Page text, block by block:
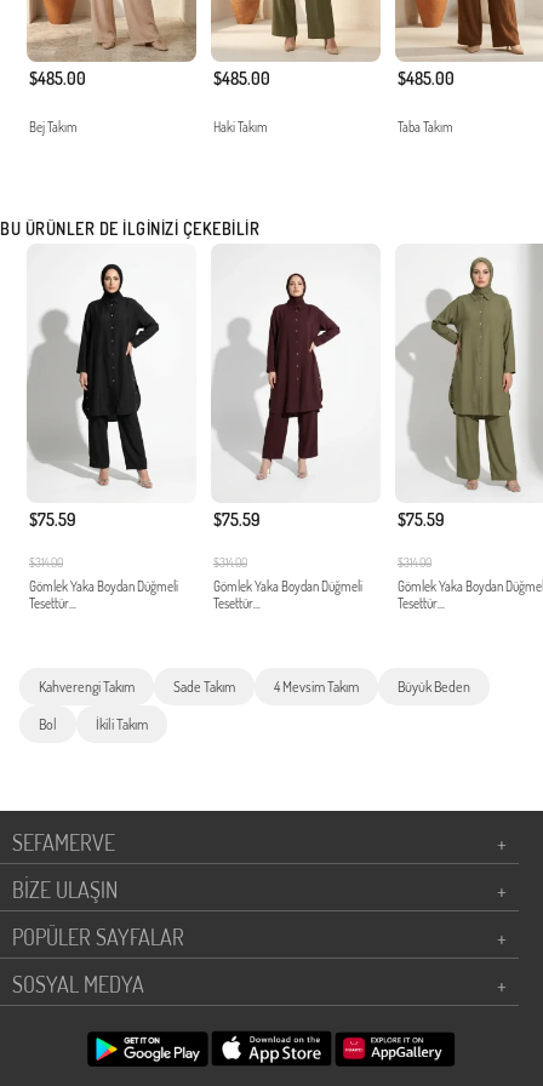
$485.00
Bej Takım
$485.00
Haki Takım
$485.00
Taba Takım
BU ÜRÜNLER DE İLGINIZI ÇEKEBILIR
$75.59
$314.00
Gömlek Yaka Boydan Düğmeli
Tesettür...
$75.59
$314.00
Gömlek Yaka Boydan Düğmeli
Tesettür...
$75.59
$314.00
Gömlek Yaka Boydan
Tesettür...
Kahverengi Takım Sade Takım 4 Mevsim Takım Büyük Beden
Bol İkili Takım
SEFAMERVE
+
BİZE ULAŞIN
+
POPÜLER SAYFALAR
+
SOSYAL MEDYA
+